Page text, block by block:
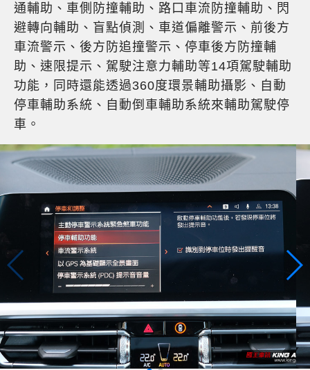
通輔助、車側防撞輔助、路口車流防撞輔助、閃
避轉向輔助、盲點偵測、車道偏離警示、前後方
車流警示、後方防追撞警示、停車後方防撞輔
助、速限提示、駕駛注意力輔助等14項駕駛輔助
功能，同時還能透過360度環景輔助攝影、自動
停車輔助系統、自動倒車輔助系統來輔助駕駛停
車。